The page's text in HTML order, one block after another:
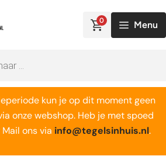
0 Menu
kun je op dit moment geen
onze webshop. Heb je met spoed
ons via info@tegelsinhuis.nl.